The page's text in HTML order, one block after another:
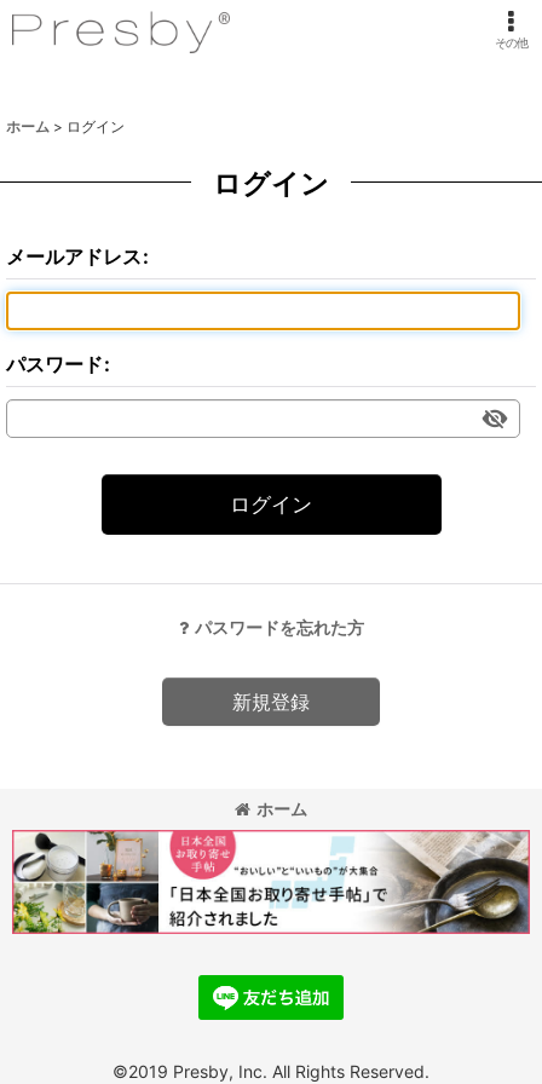
その他
ホーム > ログイン
ログイン
メールアドレス:
パスワード:
ログイン
パスワードを忘れた方
新規登録
ホーム
©2019 Presby, Inc. All Rights Reserved.